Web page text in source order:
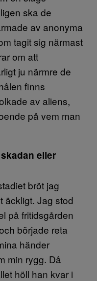
ska de
av anonyma
tagit sig närmast
om att
ju närmre de
finns
av aliens,
på vem man
eller
bröt jag
äckligt. Jag stod
på fritidsgården
började reta
händer
min rygg. Då
höll han kvar i